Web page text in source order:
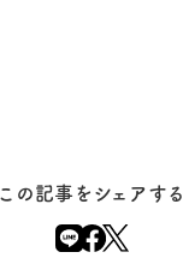
この記事をシェアする